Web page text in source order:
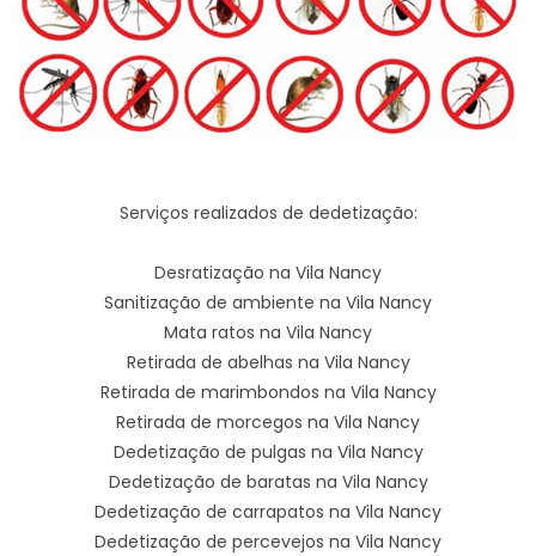
Serviços realizados de dedetização:
Desratização na Vila Nancy
Sanitização de ambiente na Vila Nancy
Mata ratos na Vila Nancy
Retirada de abelhas na Vila Nancy
Retirada de marimbondos na Vila Nancy
Retirada de morcegos na Vila Nancy
Dedetização de pulgas na Vila Nancy
Dedetização de baratas na Vila Nancy
Dedetização de carrapatos na Vila Nancy
Dedetização de percevejos na Vila Nancy